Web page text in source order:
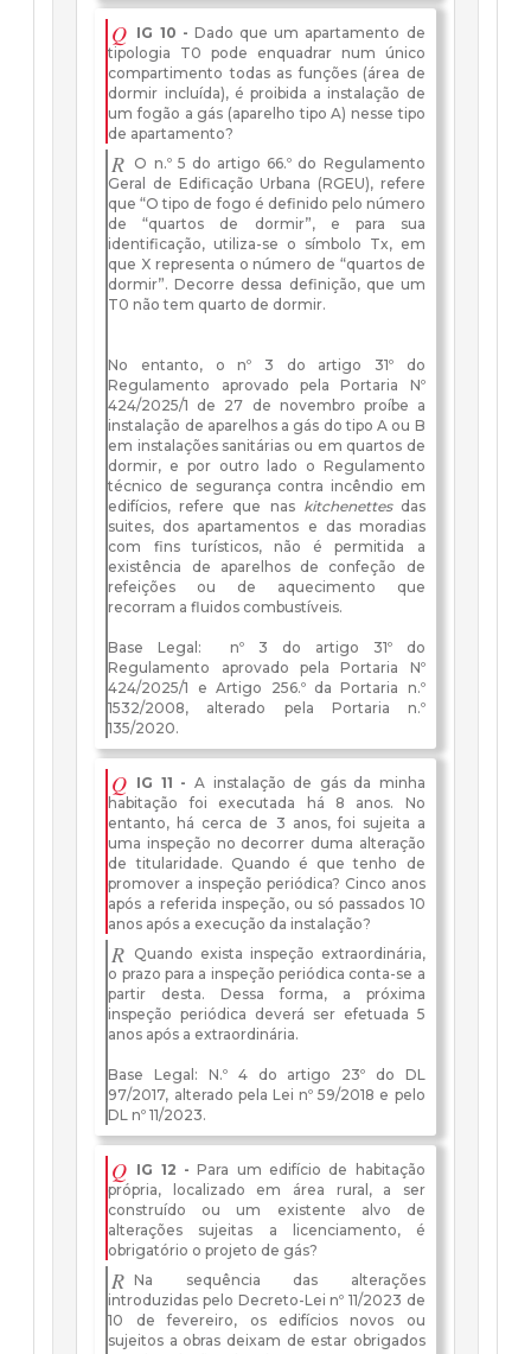
Q IG 10 - Dado que um apartamento de
tipologia T0 pode enquadrar num único
compartimento todas as funções (área de
dormir incluída), é proibida a instalação de
um fogão a gás (aparelho tipo A) nesse tipo
de apartamento?
R O n.º 5 do artigo 66.º do Regulamento
Geral de Edificação Urbana (RGEU), refere
que “O tipo de fogo é definido pelo número
de “quartos de dormir”, e para sua
identificação, utiliza-se o símbolo Tx, em
que X representa o número de “quartos de
dormir”. Decorre dessa definição, que um
T0 não tem quarto de dormir.
No entanto, o nº 3 do artigo 31º do
Regulamento aprovado pela Portaria Nº
424/2025/1 de 27 de novembro proíbe a
instalação de aparelhos a gás do tipo A ou B
em instalações sanitárias ou em quartos de
dormir, e por outro lado o Regulamento
técnico de segurança contra incêndio em
edifícios, refere que nas kitchenettes das
suites, dos apartamentos e das moradias
com fins turísticos, não é permitida a
existência de aparelhos de confeção de
refeições ou de aquecimento que
recorram a fluidos combustíveis.
Base Legal: nº 3 do artigo 31º do
Regulamento aprovado pela Portaria Nº
424/2025/1 e Artigo 256.º da Portaria n.º
1532/2008, alterado pela Portaria n.º
135/2020.
Q IG 11 - A instalação de gás da minha
habitação foi executada há 8 anos. No
entanto, há cerca de 3 anos, foi sujeita a
uma inspeção no decorrer duma alteração
de titularidade. Quando é que tenho de
promover a inspeção periódica? Cinco anos
após a referida inspeção, ou só passados 10
anos após a execução da instalação?
R Quando exista inspeção extraordinária,
o prazo para a inspeção periódica conta-se a
partir desta. Dessa forma, a próxima
inspeção periódica deverá ser efetuada 5
anos após a extraordinária.
Base Legal: N.º 4 do artigo 23º do DL
97/2017, alterado pela Lei nº 59/2018 e pelo
DL nº 11/2023.
Q IG 12 - Para um edifício de habitação
própria, localizado em área rural, a ser
construído ou um existente alvo de
alterações sujeitas a licenciamento, é
obrigatório o projeto de gás?
R Na sequência das alterações
introduzidas pelo Decreto-Lei nº 11/2023 de
10 de fevereiro, os edifícios novos ou
sujeitos a obras deixam de estar obrigados